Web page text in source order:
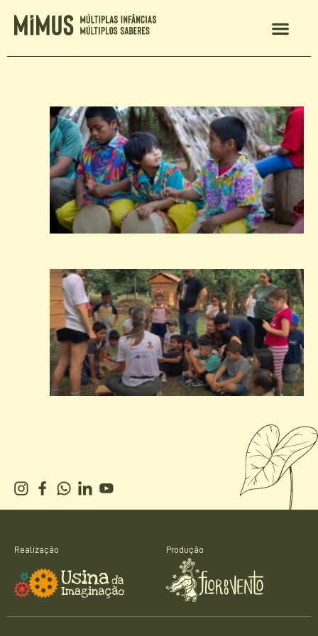
Realização Produção